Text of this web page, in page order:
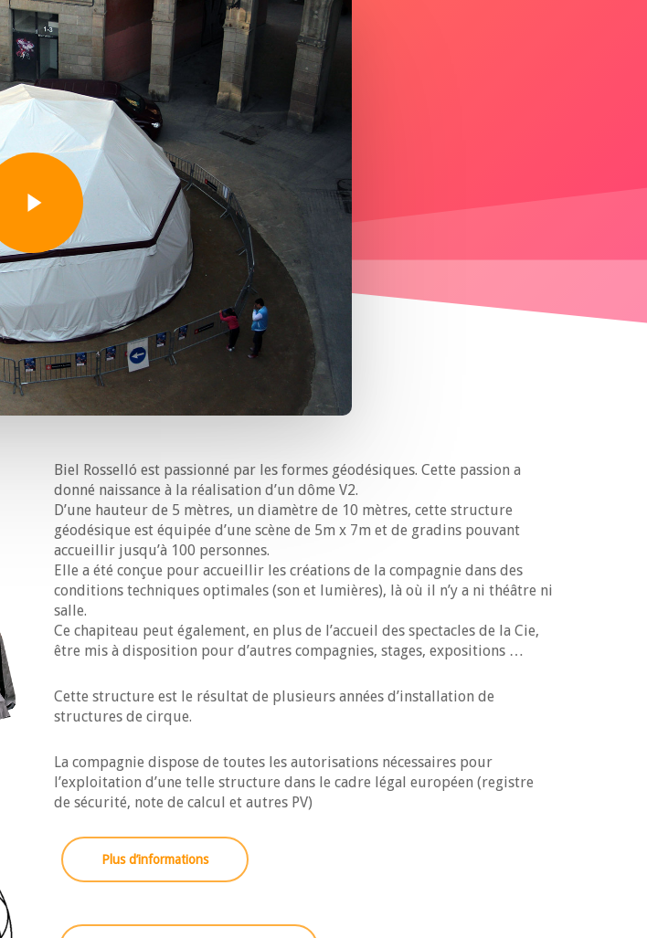
Play Video
Biel Rosselló est passionné par les formes géodésiques. Cette passion a
donné naissance à la réalisation d’un dôme V2.
D’une hauteur de 5 mètres, un diamètre de 10 mètres, cette structure
géodésique est équipée d’une scène de 5m x 7m et de gradins pouvant
accueillir jusqu’à 100 personnes.
Elle a été conçue pour accueillir les créations de la compagnie dans des
conditions techniques optimales (son et lumières), là où il n’y a ni théâtre ni
salle.
Ce chapiteau peut également, en plus de l’accueil des spectacles de la Cie,
être mis à disposition pour d’autres compagnies, stages, expositions …
Cette structure est le résultat de plusieurs années d’installation de
structures de cirque.
La compagnie dispose de toutes les autorisations nécessaires pour
l’exploitation d’une telle structure dans le cadre légal européen (registre
de sécurité, note de calcul et autres PV)
Plus d’informations